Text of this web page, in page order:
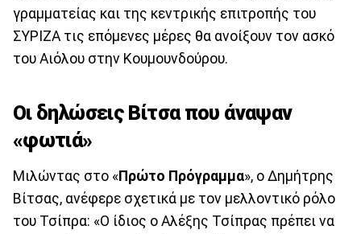
γραμματείας και της κεντρικής επιτροπής του
ΣΥΡΙΖΑ τις επόμενες μέρες θα ανοίξουν τον ασκό
του Αιόλου στην Κουμουνδούρου.
Οι δηλώσεις Βίτσα που άναψαν
«φωτιά»
Μιλώντας στο «Πρώτο Πρόγραμμα», ο Δημήτρης
Βίτσας, ανέφερε σχετικά με τον μελλοντικό ρόλο
του Τσίπρα: «Ο ίδιος ο Αλέξης Τσίπρας πρέπει να